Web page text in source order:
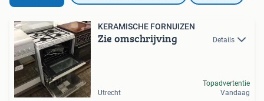
KERAMISCHE FORNUIZEN
Zie omschrijving Details
Utrecht
Topadvertentie
Vandaag